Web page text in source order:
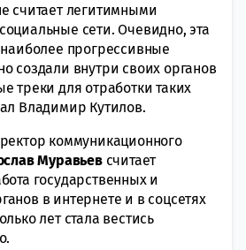
считает легитимными
сети. Очевидно, эта
прогрессивные
создали внутри своих органов
треки для отработки таких
Владимир Кутилов.
коммуникационного
Муравьевсчитает
государственных и
в интернете и в соцсетях
лет стала вестись